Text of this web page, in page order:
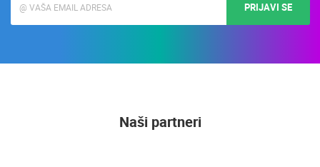
PRIJAVI SE
Naši partneri